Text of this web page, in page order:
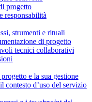
progetto
responsabilità
strumenti e rituali
di progetto
tecnici collaborativi
e la sua gestione
contesto d’uso del servizio